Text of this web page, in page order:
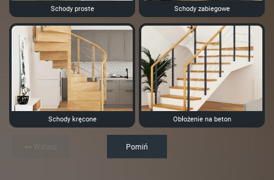
Schody proste Schody zabiegowe
Schody kręcone Obłożenie na beton
Pomiń